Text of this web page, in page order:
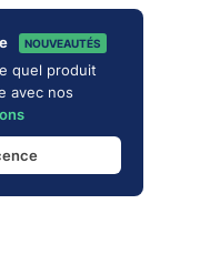
NOUVEAUTÉS
quel produit
avec nos